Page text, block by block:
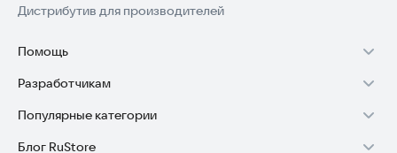
Дистрибутив для производителей
Помощь
Установка RuStore на TV
Установка RuStore на телефон
Разработчикам
Зарабатывать с RuStore
Популярные категории
Блог RuStore